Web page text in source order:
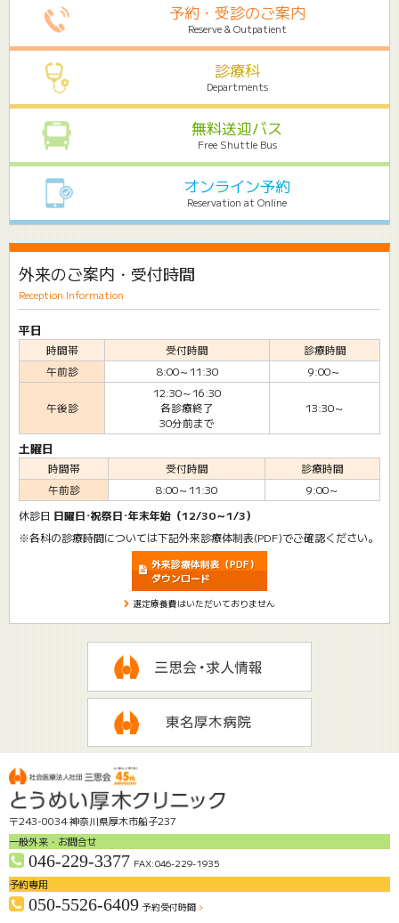
予約・受診のご案内
Reserve & Outpatient
診療科
Departments
無料送迎バス
Free Shuttle Bus
オンライン予約
Reservation at Online
外来のご案内・受付時間
Reception Information
平日
時間帯 受付時間
診療時間
午前診
8:00～11:30 9:00～
午後診
12:30～16:30
各診療終了
30分前まで
13:30～
土曜日
時間帯 受付時間
診療時間
午前診
8:00～11:30 9:00～
休診日 日曜日･祝祭日･年末年始（12/30～1/3）
※各科の診療時間については下記外来診療体制表(PDF)でご確認ください。
外来診療体制表（PDF）
ダウンロード
選定療養費はいただいておりません
〒243-0034 神奈川県厚木市船子237
一般外来・お問合せ
046-229-3377 FAX:046-229-1935
予約専用
050-5526-6409 予約受付時間